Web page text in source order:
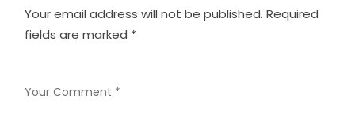
Your email address will not be published. Required
fields are marked *